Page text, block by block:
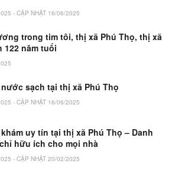
- CẬP NHẬT 16/06/2025
trong tim tôi, thị xã Phú Thọ, thị xã
122 năm tuổi
sạch tại thị xã Phú Thọ
- CẬP NHẬT 16/06/2025
uy tín tại thị xã Phú Thọ – Danh
hữu ích cho mọi nhà
- CẬP NHẬT 20/02/2025